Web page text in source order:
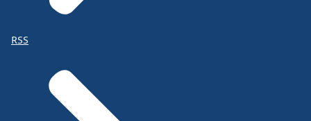
RSS